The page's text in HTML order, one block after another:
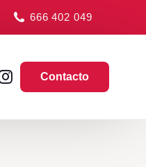
666 402 049
Contacto